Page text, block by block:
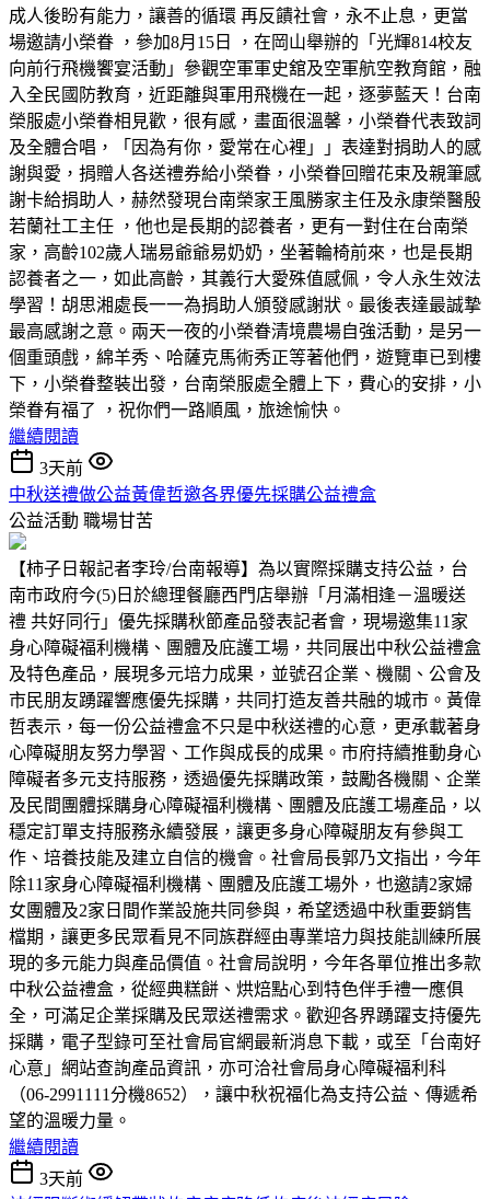
成人後盼有能力，讓善的循環 再反饋社會，永不止息，更當
場邀請小榮眷 ，參加8月15日 ，在岡山舉辦的「光輝814校友
向前行飛機饗宴活動」參觀空軍軍史舘及空軍航空教育館，融
入全民國防教育，近距離與軍用飛機在一起，逐夢藍天！台南
榮服處小榮眷相見歡，很有感，畫面很溫馨，小榮眷代表致詞
及全體合唱，「因為有你，愛常在心裡」」表達對捐助人的感
謝與愛，捐贈人各送禮券給小榮眷，小榮眷回贈花束及親筆感
謝卡給捐助人，赫然發現台南榮家王風勝家主任及永康榮醫殷
若蘭社工主任 ，他也是長期的認養者，更有一對住在台南榮
家，高齡102歲人瑞易爺爺易奶奶，坐著輪椅前來，也是長期
認養者之一，如此高齡，其義行大愛殊值感佩，令人永生效法
學習！胡思湘處長一一為捐助人頒發感謝狀。最後表達最誠摯
最高感謝之意。兩天一夜的小榮眷清境農場自強活動，是另一
個重頭戲，綿羊秀、哈薩克馬術秀正等著他們，遊覽車已到樓
下，小榮眷整裝出發，台南榮服處全體上下，費心的安排，小
榮眷有福了 ，祝你們一路順風，旅途愉快。
繼續閱讀
3天前
中秋送禮做公益黃偉哲邀各界優先採購公益禮盒
公益活動 職場甘苦
【柿子日報記者李玲/台南報導】為以實際採購支持公益，台
南市政府今(5)日於總理餐廳西門店舉辦「月滿相逢－溫暖送
禮 共好同行」優先採購秋節產品發表記者會，現場邀集11家
身心障礙福利機構、團體及庇護工場，共同展出中秋公益禮盒
及特色產品，展現多元培力成果，並號召企業、機關、公會及
市民朋友踴躍響應優先採購，共同打造友善共融的城市。黃偉
哲表示，每一份公益禮盒不只是中秋送禮的心意，更承載著身
心障礙朋友努力學習、工作與成長的成果。市府持續推動身心
障礙者多元支持服務，透過優先採購政策，鼓勵各機關、企業
及民間團體採購身心障礙福利機構、團體及庇護工場產品，以
穩定訂單支持服務永續發展，讓更多身心障礙朋友有參與工
作、培養技能及建立自信的機會。社會局長郭乃文指出，今年
除11家身心障礙福利機構、團體及庇護工場外，也邀請2家婦
女團體及2家日間作業設施共同參與，希望透過中秋重要銷售
檔期，讓更多民眾看見不同族群經由專業培力與技能訓練所展
現的多元能力與產品價值。社會局說明，今年各單位推出多款
中秋公益禮盒，從經典糕餅、烘焙點心到特色伴手禮一應俱
全，可滿足企業採購及民眾送禮需求。歡迎各界踴躍支持優先
採購，電子型錄可至社會局官網最新消息下載，或至「台南好
心意」網站查詢產品資訊，亦可洽社會局身心障礙福利科
（06-2991111分機8652），讓中秋祝福化為支持公益、傳遞希
望的溫暖力量。
繼續閱讀
3天前